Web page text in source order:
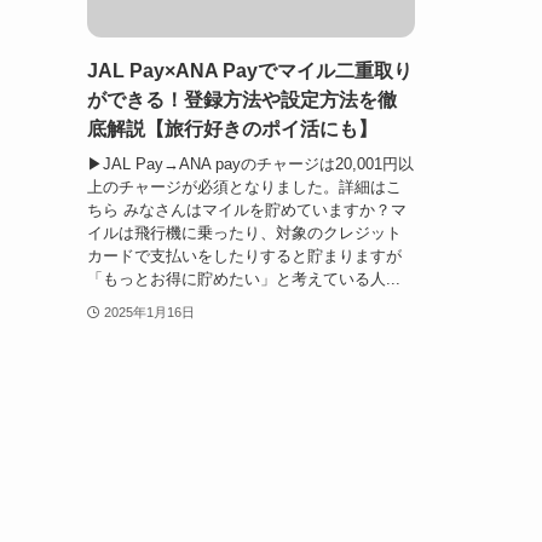
JAL Pay×ANA Payでマイル二重取り
ができる！登録方法や設定方法を徹
底解説【旅行好きのポイ活にも】
▶JAL Pay→ANA payのチャージは20,001円以
上のチャージが必須となりました。詳細はこ
ちら みなさんはマイルを貯めていますか？マ
イルは飛行機に乗ったり、対象のクレジット
カードで支払いをしたりすると貯まりますが
「もっとお得に貯めたい」と考えている人...
2025年1月16日